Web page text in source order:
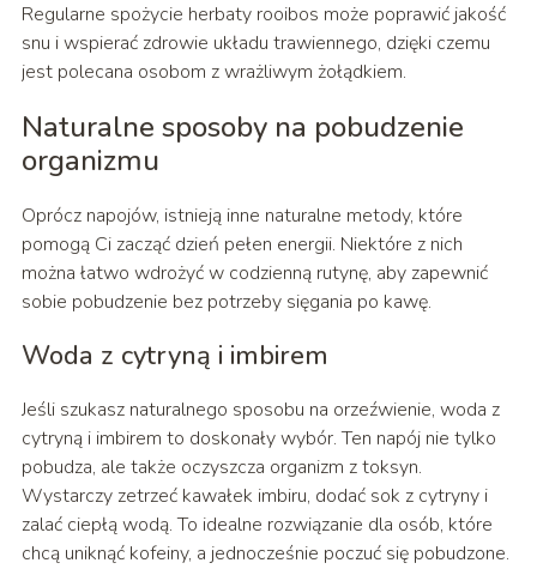
Regularne spożycie herbaty rooibos może poprawić jakość
snu i wspierać zdrowie układu trawiennego, dzięki czemu
jest polecana osobom z wrażliwym żołądkiem.
Naturalne sposoby na pobudzenie
organizmu
Oprócz napojów, istnieją inne naturalne metody, które
pomogą Ci zacząć dzień pełen energii. Niektóre z nich
można łatwo wdrożyć w codzienną rutynę, aby zapewnić
sobie pobudzenie bez potrzeby sięgania po kawę.
Woda z cytryną i imbirem
Jeśli szukasz naturalnego sposobu na orzeźwienie, woda z
cytryną i imbirem to doskonały wybór. Ten napój nie tylko
pobudza, ale także oczyszcza organizm z toksyn.
Wystarczy zetrzeć kawałek imbiru, dodać sok z cytryny i
zalać ciepłą wodą. To idealne rozwiązanie dla osób, które
chcą uniknąć kofeiny, a jednocześnie poczuć się pobudzone.